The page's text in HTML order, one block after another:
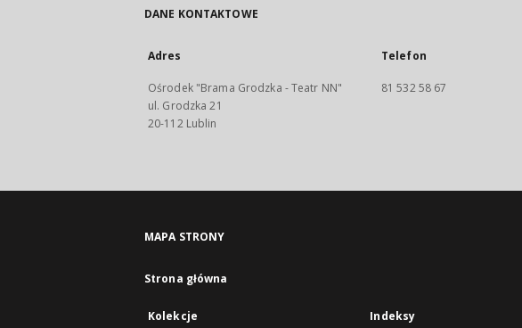
DANE KONTAKTOWE
Adres
Ośrodek "Brama Grodzka - Teatr NN"
ul. Grodzka 21
20-112 Lublin
Telefon
81 532 58 67
MAPA STRONY
Strona główna
Kolekcje Indeksy